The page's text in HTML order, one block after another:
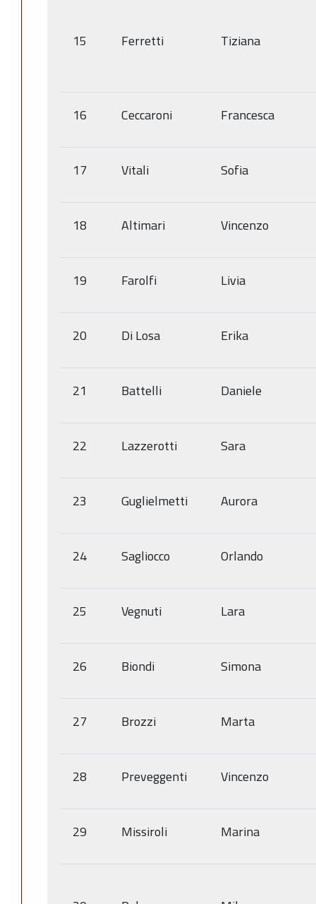
15 Ferretti Tiziana
16 Ceccaroni Francesca
17 Vitali Sofia
18 Altimari Vincenzo
19 Farolfi Livia
20 Di Losa Erika
21 Battelli Daniele
22 Lazzerotti Sara
23 Guglielmetti Aurora
24 Sagliocco Orlando
25 Vegnuti Lara
26 Biondi Simona
27 Brozzi Marta
28 Preveggenti Vincenzo
29 Missiroli Marina